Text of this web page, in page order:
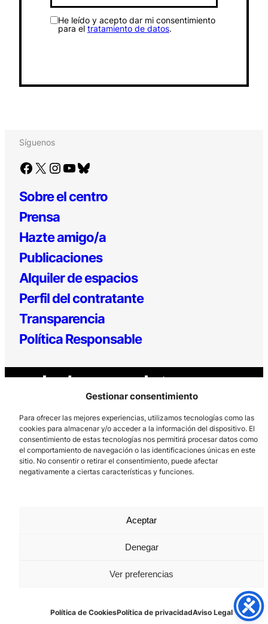
Gestionar consentimiento
Para ofrecer las mejores experiencias, utilizamos tecnologías como las
cookies para almacenar y/o acceder a la información del dispositivo. El
consentimiento de estas tecnologías nos permitirá procesar datos como
el comportamiento de navegación o las identificaciones únicas en este
sitio. No consentir o retirar el consentimiento, puede afectar
negativamente a ciertas características y funciones.
Aceptar
Denegar
Ver preferencias
Política de CookiesPolítica de privacidadAviso Legal
He leído y acepto dar mi consentimiento
para el tratamiento de datos.
Síguenos
Facebook X Instagram YouTube Bluesky
Sobre el centro
Prensa
Hazte amigo/a
Publicaciones
Alquiler de espacios
Perfil del contratante
Transparencia
Política Responsable
Los Prados, 121 – 33203 Gijón
985 185 577 – info@laboralcentrodearte.org